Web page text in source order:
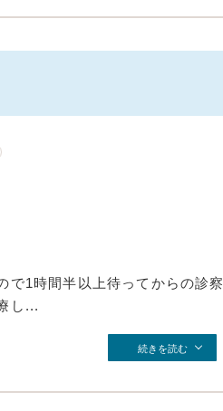
で1時間半以上待ってからの診察
し...
続きを読む